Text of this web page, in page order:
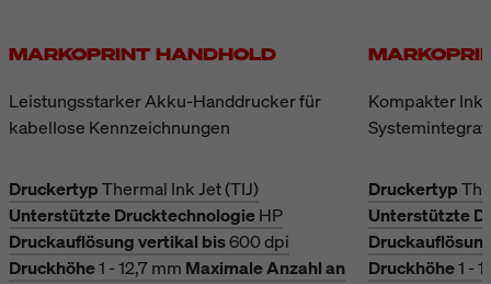
MARKOPRINT HANDHOLD
Leistungsstarker Akku-Handdrucker für
kabellose Kennzeichnungen
DruckertypThermal Ink Jet (TIJ)
Unterstützte DrucktechnologieHP
Druckauflösung vertikal bis600 dpi
Druckhöhe1 - 12,7 mm Maximale Anzahl an
Kompakter
Druckertyp
Unterstützte
Druckhöhe1 -